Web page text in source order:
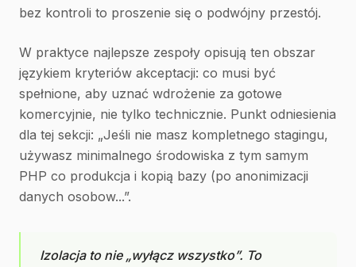
bez kontroli to proszenie się o podwójny przestój.
W praktyce najlepsze zespoły opisują ten obszar
językiem kryteriów akceptacji: co musi być
spełnione, aby uznać wdrożenie za gotowe
komercyjnie, nie tylko technicznie. Punkt odniesienia
dla tej sekcji: „Jeśli nie masz kompletnego stagingu,
używasz minimalnego środowiska z tym samym
PHP co produkcja i kopią bazy (po anonimizacji
danych osobow...”.
Izolacja to nie „wyłącz wszystko”. To